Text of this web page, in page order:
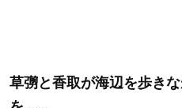
草彅と香取が海辺を歩き